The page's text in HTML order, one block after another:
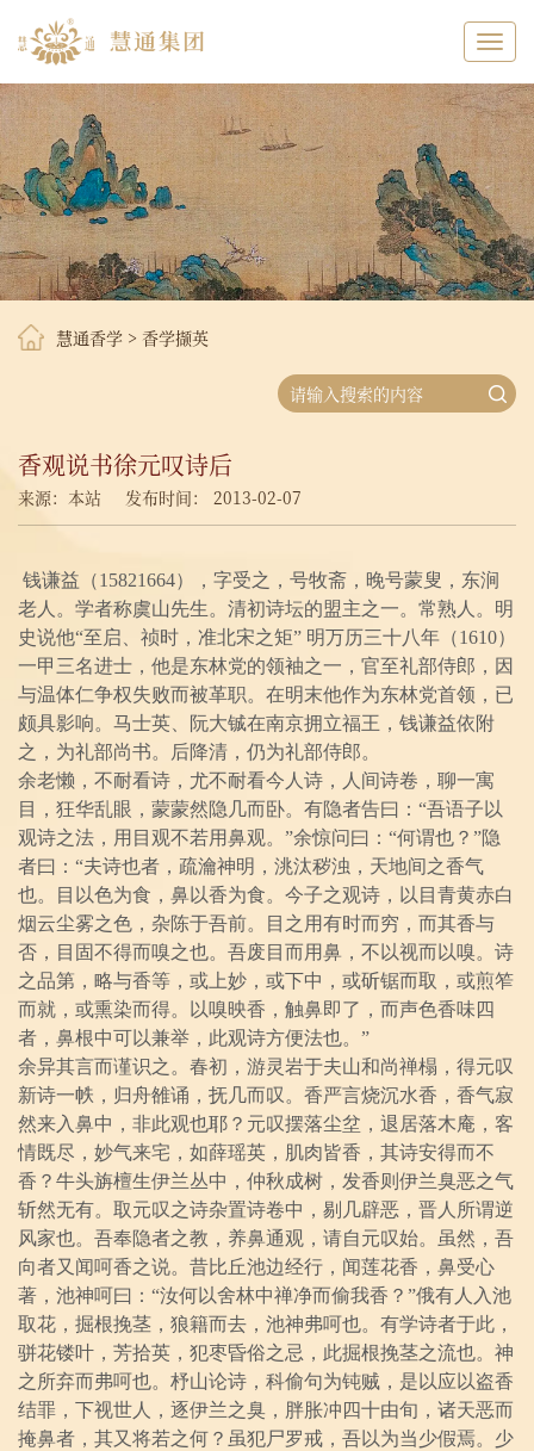
慧通香学 > 香学撷英
香观说书徐元叹诗后
来源：本站 发布时间： 2013-02-07
钱谦益（15821664），字受之，号牧斋，晚号蒙叟，东涧
老人。学者称虞山先生。清初诗坛的盟主之一。常熟人。明
史说他“至启、祯时，准北宋之矩” 明万历三十八年（1610）
一甲三名进士，他是东林党的领袖之一，官至礼部侍郎，因
与温体仁争权失败而被革职。在明末他作为东林党首领，已
颇具影响。马士英、阮大铖在南京拥立福王，钱谦益依附
之，为礼部尚书。后降清，仍为礼部侍郎。
余老懒，不耐看诗，尤不耐看今人诗，人间诗卷，聊一寓
目，狂华乱眼，蒙蒙然隐几而卧。有隐者告曰：“吾语子以
观诗之法，用目观不若用鼻观。”余惊问曰：“何谓也？”隐
者曰：“夫诗也者，疏瀹神明，洮汰秽浊，天地间之香气
也。目以色为食，鼻以香为食。今子之观诗，以目青黄赤白
烟云尘雾之色，杂陈于吾前。目之用有时而穷，而其香与
否，目固不得而嗅之也。吾废目而用鼻，不以视而以嗅。诗
之品第，略与香等，或上妙，或下中，或斫锯而取，或煎笮
而就，或熏染而得。以嗅映香，触鼻即了，而声色香味四
者，鼻根中可以兼举，此观诗方便法也。”
余异其言而谨识之。春初，游灵岩于夫山和尚禅榻，得元叹
新诗一帙，归舟雒诵，抚几而叹。香严言烧沉水香，香气寂
然来入鼻中，非此观也耶？元叹摆落尘坌，退居落木庵，客
情既尽，妙气来宅，如薛瑶英，肌肉皆香，其诗安得而不
香？牛头旃檀生伊兰丛中，仲秋成树，发香则伊兰臭恶之气
斩然无有。取元叹之诗杂置诗卷中，剔几辟恶，晋人所谓逆
风家也。吾奉隐者之教，养鼻通观，请自元叹始。虽然，吾
向者又闻呵香之说。昔比丘池边经行，闻莲花香，鼻受心
著，池神呵曰：“汝何以舍林中禅净而偷我香？”俄有人入池
取花，掘根挽茎，狼籍而去，池神弗呵也。有学诗者于此，
骈花镂叶，芳拾英，犯枣昏俗之忌，此掘根挽茎之流也。神
之所弃而弗呵也。杼山论诗，科偷句为钝贼，是以应以盗香
结罪，下视世人，逐伊兰之臭，胖胀冲四十由旬，诸天恶而
掩鼻者，其又将若之何？虽犯尸罗戒，吾以为当少假焉。少